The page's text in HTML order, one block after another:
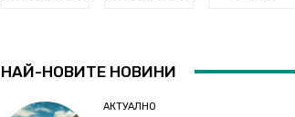
НАЙ-НОВИТЕ НОВИНИ
АКТУАЛНО